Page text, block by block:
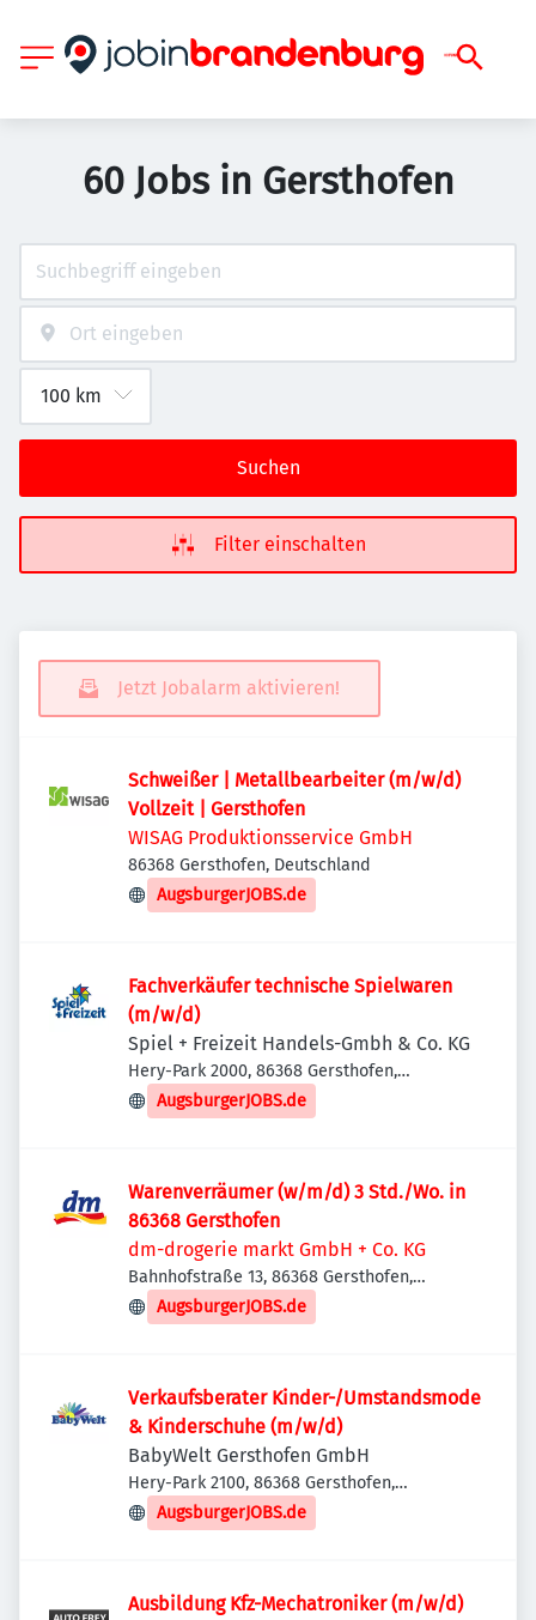
60 Jobs in Gersthofen
Suchen
Filter einschalten
Jetzt Jobalarm aktivieren!
Schweißer | Metallbearbeiter (m/w/d)
Vollzeit | Gersthofen
WISAG Produktionsservice GmbH
86368 Gersthofen, Deutschland
AugsburgerJOBS.de
Fachverkäufer technische Spielwaren
(m/w/d)
Spiel + Freizeit Handels-Gmbh & Co. KG
Hery-Park 2000, 86368 Gersthofen,
Deutschland
AugsburgerJOBS.de
Warenverräumer (w/m/d) 3 Std./Wo. in
86368 Gersthofen
dm-drogerie markt GmbH + Co. KG
Bahnhofstraße 13, 86368 Gersthofen,
Deutschland
AugsburgerJOBS.de
Verkaufsberater Kinder-/Umstandsmode
& Kinderschuhe (m/w/d)
BabyWelt Gersthofen GmbH
Hery-Park 2100, 86368 Gersthofen,
Deutschland
AugsburgerJOBS.de
Ausbildung Kfz-Mechatroniker (m/w/d)